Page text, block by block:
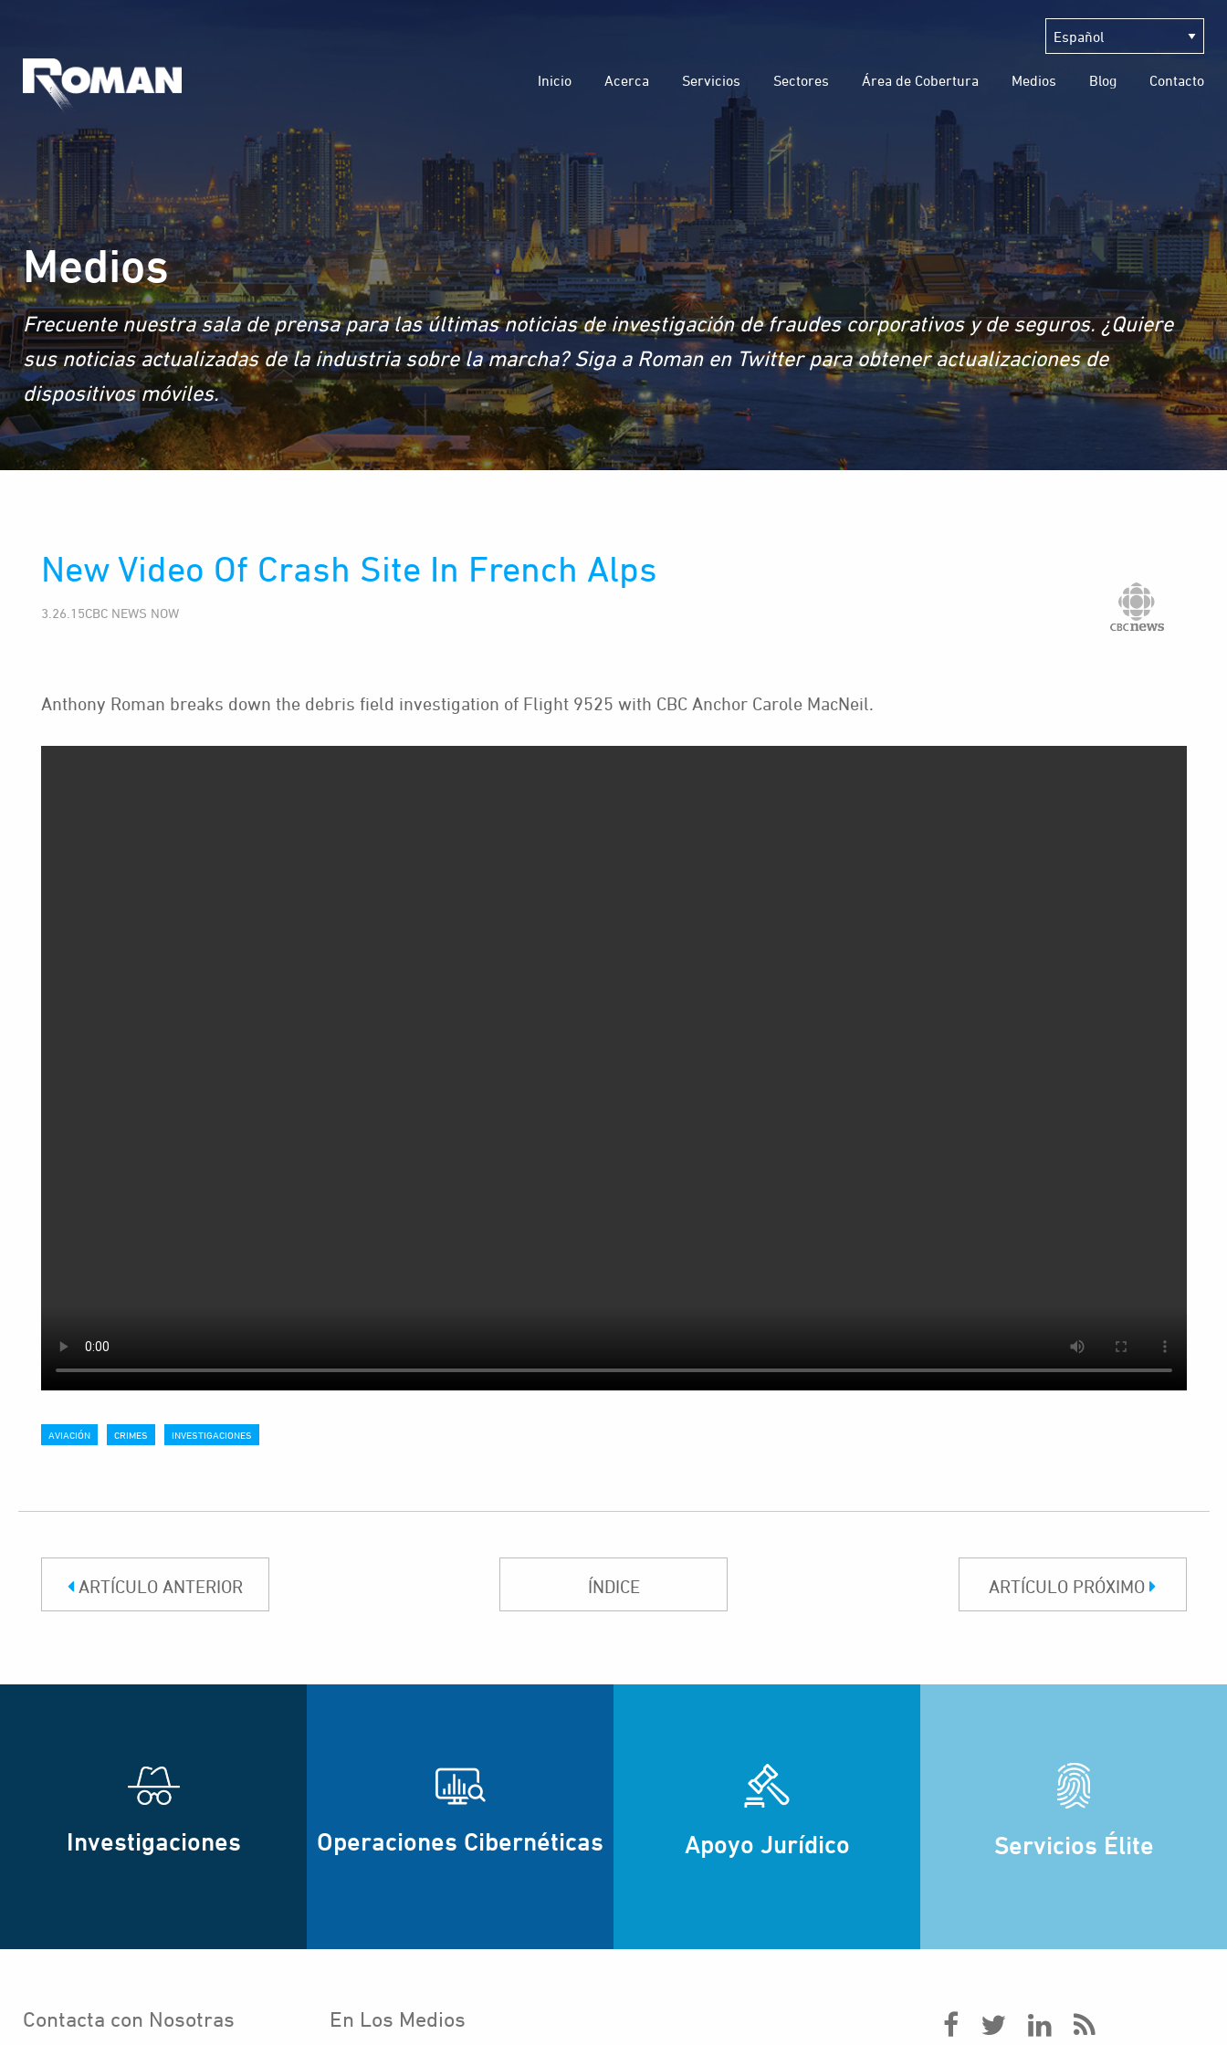
Inicio Acerca Servicios Sectores Área de Cobertura Medios Blog Contacto
Medios
Frecuente nuestra sala de prensa para las últimas noticias de investigación de fraudes corporativos y de seguros. ¿Quiere
sus noticias actualizadas de la industria sobre la marcha? Siga a Roman en Twitter para obtener actualizaciones de
dispositivos móviles.
New Video Of Crash Site In French Alps
3.26.15CBC NEWS NOW
Anthony Roman breaks down the debris field investigation of Flight 9525 with CBC Anchor Carole MacNeil.
AVIACIÓN CRIMES INVESTIGACIONES
ARTÍCULO ANTERIOR ÍNDICE ARTÍCULO PRÓXIMO
Investigaciones Operaciones Cibernéticas Apoyo Jurídico Servicios Élite
Contacta con Nosotras En Los Medios